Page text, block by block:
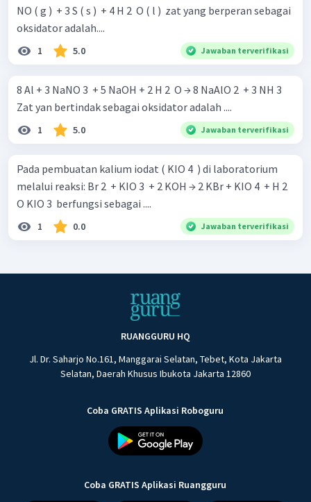
NO ( g ) ​ + 3 S ( s ) ​ + 4 H 2 ​ O ( l ) ​ zat yang berperan sebagai
oksidator adalah....
1 5.0 Jawaban terverifikasi
8 Al + 3 NaNO 3 ​ + 5 NaOH + 2 H 2 ​ O → 8 NaAlO 2 ​ + 3 NH 3 ​
Zat yan bertindak sebagai oksidator adalah ....
1 5.0 Jawaban terverifikasi
Pada pembuatan kalium iodat ( KIO 4 ​ ) di laboratorium
melalui reaksi: Br 2 ​ + KIO 3 ​ + 2 KOH → 2 KBr + KIO 4 ​ + H 2 ​
O KIO 3 ​ berfungsi sebagai ....
1 0.0 Jawaban terverifikasi
RUANGGURU HQ
Jl. Dr. Saharjo No.161, Manggarai Selatan, Tebet, Kota Jakarta
Selatan, Daerah Khusus Ibukota Jakarta 12860
Coba GRATIS Aplikasi Roboguru
Coba GRATIS Aplikasi Ruangguru